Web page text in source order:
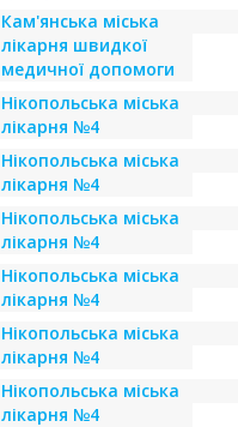
Кам'янська міська
лікарня швидкої
медичної допомоги
Нікопольська міська
лікарня №4
Нікопольська міська
лікарня №4
Нікопольська міська
лікарня №4
Нікопольська міська
лікарня №4
Нікопольська міська
лікарня №4
Нікопольська міська
лікарня №4